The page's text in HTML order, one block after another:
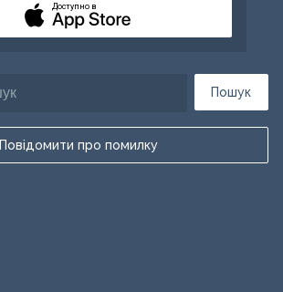
Пошук
Повідомити про помилку
Доступно в